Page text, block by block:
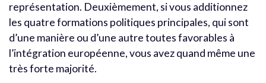
représentation. Deuxièmement, si vous additionnez
les quatre formations politiques principales, qui sont
d’une manière ou d’une autre toutes favorables à
l’intégration européenne, vous avez quand même une
très forte majorité.